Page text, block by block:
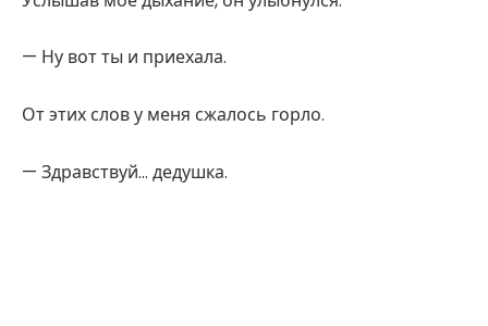
— Ну вот ты и приехала.
От этих слов у меня сжалось горло.
— Здравствуй… дедушка.